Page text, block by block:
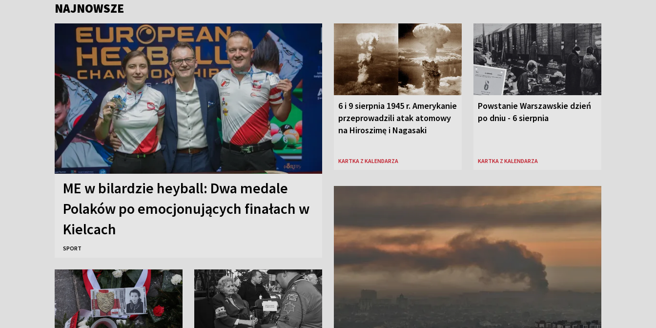
NAJNOWSZE
ME w bilardzie heyball: Dwa medale
Polaków po emocjonujących finałach w
Kielcach
SPORT
6 i 9 sierpnia 1945 r. Amerykanie
przeprowadzili atak atomowy
na Hiroszimę i Nagasaki
KARTKA Z KALENDARZA
Powstanie Warszawskie dzień
po dniu - 6 sierpnia
KARTKA Z KALENDARZA